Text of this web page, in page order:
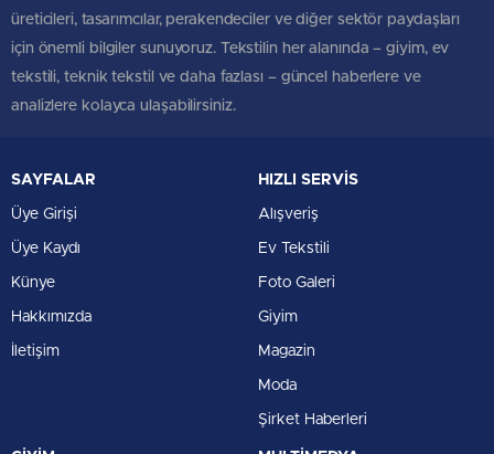
üreticileri, tasarımcılar, perakendeciler ve diğer sektör paydaşları
için önemli bilgiler sunuyoruz. Tekstilin her alanında – giyim, ev
tekstili, teknik tekstil ve daha fazlası – güncel haberlere ve
analizlere kolayca ulaşabilirsiniz.
SAYFALAR
Üye Girişi
Üye Kaydı
Künye
Hakkımızda
İletişim
HIZLI SERVİS
Alışveriş
Ev Tekstili
Foto Galeri
Giyim
Magazin
Moda
Şirket Haberleri